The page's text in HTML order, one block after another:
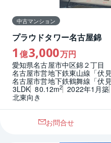
中古マンション
プラウドタワー名古屋錦
1 億3,000万円
愛知県名古屋市中区錦２丁目
名古屋市営地下鉄東山線「伏
名古屋市営地下鉄鶴舞線「伏
3LDK 80.12m2 2022年1月築
北東向き
お問合せ